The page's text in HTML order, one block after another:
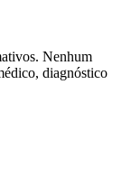
Nenhum
diagnóstico